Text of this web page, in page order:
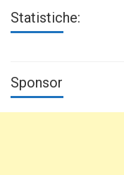
Statistiche:
Sponsor